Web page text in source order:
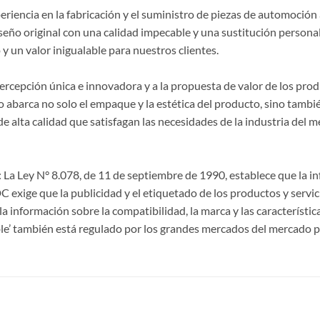
en la fabricación y el suministro de piezas de automoción
original con una calidad impecable y una sustitución
un valor inigualable para nuestros clientes.
única e innovadora y a la propuesta de valor de los
no solo el empaque y la estética del producto, sino
calidad que satisfagan las necesidades de la industria del
Ley N° 8.078, de 11 de septiembre de 1990, establece que
exige que la publicidad y el etiquetado de los productos y
información sobre la compatibilidad, la marca y las
también está regulado por los grandes mercados del mercado